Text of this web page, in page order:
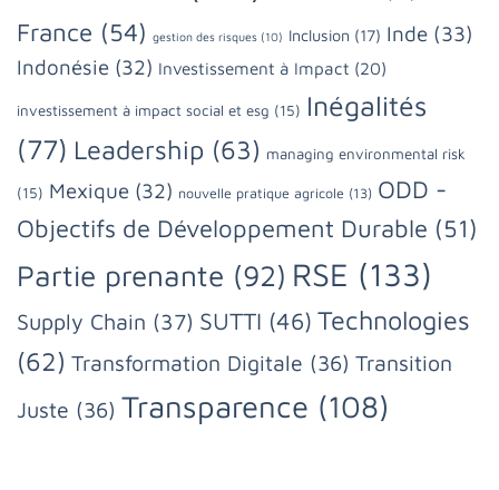
France (54) gestion des risques (10) Inclusion (17) Inde (33)
Indonésie (32) Investissement à Impact (20)
investissement à impact social et esg (15) Inégalités
(77) Leadership (63) managing environmental risk
(15) Mexique (32) nouvelle pratique agricole (13) ODD -
Objectifs de Développement Durable (51)
Partie prenante (92) RSE (133)
Supply Chain (37) SUTTI (46) Technologies
(62) Transformation Digitale (36) Transition
Juste (36) Transparence (108)